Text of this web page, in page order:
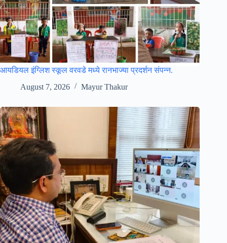
आयडियल इंग्लिश स्कूल वरवडे मध्ये रानभाज्या प्रदर्शन संपन्न.
August 7, 2026
Mayur Thakur